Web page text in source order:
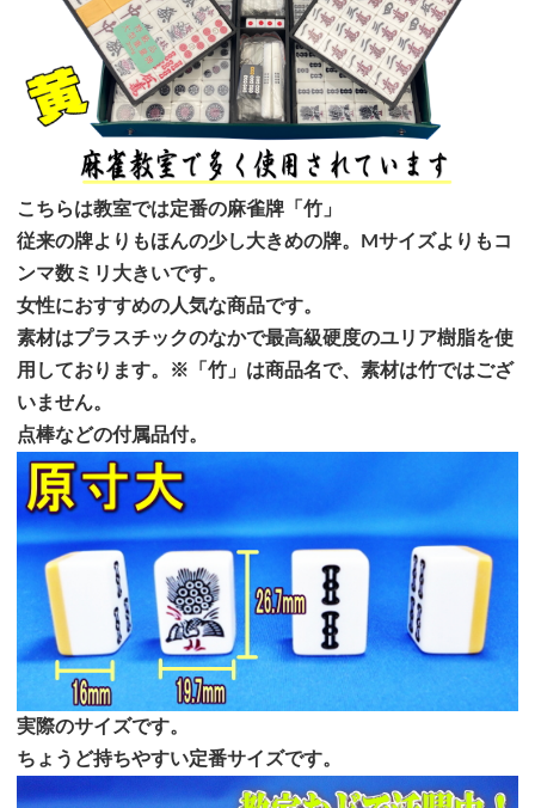
こちらは教室では定番の麻雀牌「竹」
従来の牌よりもほんの少し大きめの牌。Mサイズよりもコ
ンマ数ミリ大きいです。
女性におすすめの人気な商品です。
素材はプラスチックのなかで最高級硬度のユリア樹脂を使
用しております。※「竹」は商品名で、素材は竹ではござ
いません。
点棒などの付属品付。
実際のサイズです。
ちょうど持ちやすい定番サイズです。